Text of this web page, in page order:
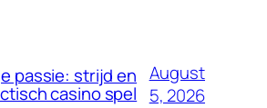
passie: strijd en
casino spel
August
5, 2026